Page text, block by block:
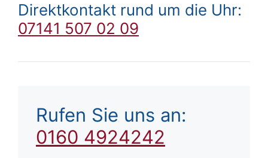
Direktkontakt rund um die Uhr:
07141 507 02 09
Rufen Sie uns an:
0160 4924242